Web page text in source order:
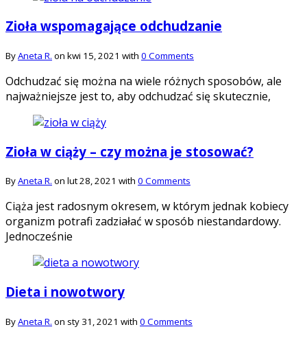
Zioła wspomagające odchudzanie
ByAneta R. on kwi 15, 2021 with 0 Comments
Odchudzać się można na wiele różnych sposobów, ale
najważniejsze jest to, aby odchudzać się skutecznie,
Zioła w ciąży – czy można je stosować?
ByAneta R. on lut 28, 2021 with 0 Comments
Ciąża jest radosnym okresem, w którym jednak kobiecy
organizm potrafi zadziałać w sposób niestandardowy.
Jednocześnie
Dieta i nowotwory
ByAneta R. on sty 31, 2021 with 0 Comments